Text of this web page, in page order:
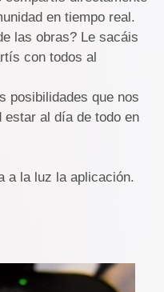
en tiempo real.
las obras? Le sacáis
con todos al
posibilidades que nos
estar al día de todo en
a la luz la aplicación.